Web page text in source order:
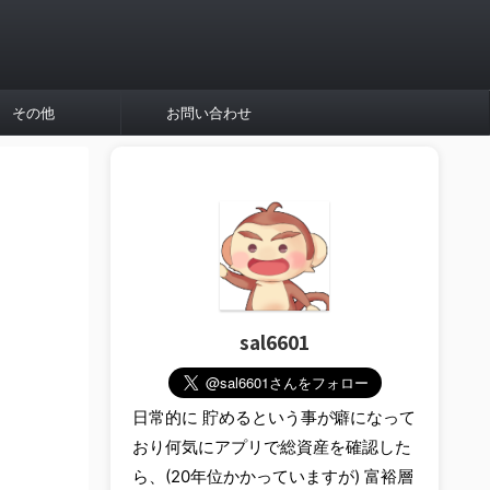
その他 お問い合わせ
sal6601
日常的に 貯めるという事が癖になって
おり何気にアプリで総資産を確認した
ら、(20年位かかっていますが) 富裕層